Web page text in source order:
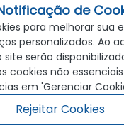
Localização
Centro, Paranatinga/
Redes Sociais
de
para melhorar sua
personalizados. Ao
site serão
cookies não
em 'Gerenciar
Rejeitar Cookies